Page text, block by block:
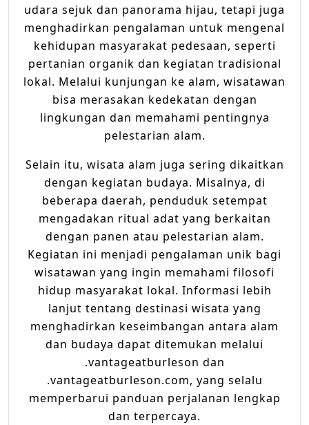
udara sejuk dan panorama hijau, tetapi juga
menghadirkan pengalaman untuk mengenal
kehidupan masyarakat pedesaan, seperti
pertanian organik dan kegiatan tradisional
lokal. Melalui kunjungan ke alam, wisatawan
bisa merasakan kedekatan dengan
lingkungan dan memahami pentingnya
pelestarian alam.
Selain itu, wisata alam juga sering dikaitkan
dengan kegiatan budaya. Misalnya, di
beberapa daerah, penduduk setempat
mengadakan ritual adat yang berkaitan
dengan panen atau pelestarian alam.
Kegiatan ini menjadi pengalaman unik bagi
wisatawan yang ingin memahami filosofi
hidup masyarakat lokal. Informasi lebih
lanjut tentang destinasi wisata yang
menghadirkan keseimbangan antara alam
dan budaya dapat ditemukan melalui
.vantageatburleson dan
.vantageatburleson.com, yang selalu
memperbarui panduan perjalanan lengkap
dan terpercaya.